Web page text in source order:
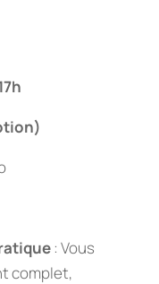
: Vous
complet,